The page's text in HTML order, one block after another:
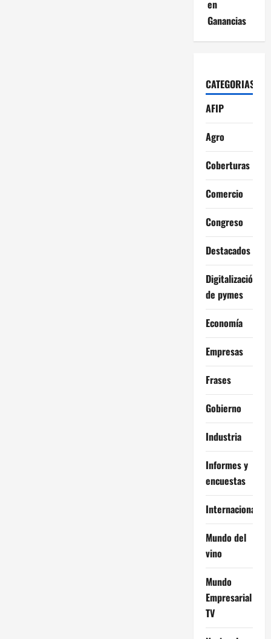
en
Ganancias
CATEGORIAS
AFIP
Agro
Coberturas
Comercio
Congreso
Destacados
Digitalización
de pymes
Economía
Empresas
Frases
Gobierno
Industria
Informes y
encuestas
Internacional
Mundo del
vino
Mundo
Empresarial
TV